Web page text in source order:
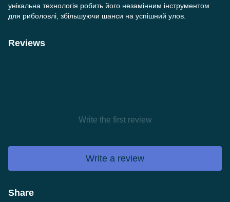
унікальна технологія робить його незамінним інструментом
для риболовлі, збільшуючи шанси на успішний улов.
Reviews
Write the first review
Write a review
Share